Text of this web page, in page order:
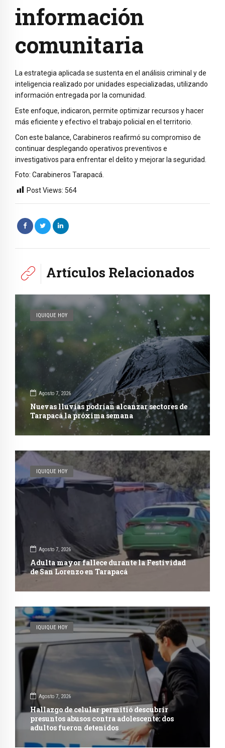
información
comunitaria
La estrategia aplicada se sustenta en el análisis criminal y de
inteligencia realizado por unidades especializadas, utilizando
información entregada por la comunidad.
Este enfoque, indicaron, permite optimizar recursos y hacer
más eficiente y efectivo el trabajo policial en el territorio.
Con este balance, Carabineros reafirmó su compromiso de
continuar desplegando operativos preventivos e
investigativos para enfrentar el delito y mejorar la seguridad.
Foto: Carabineros Tarapacá.
Post Views: 564
Artículos Relacionados
IQUIQUE HOY
Agosto 7, 2026
Nuevas lluvias podrían alcanzar sectores de
Tarapacá la próxima semana
IQUIQUE HOY
Agosto 7, 2026
Adulta mayor fallece durante la Festividad
de San Lorenzo en Tarapacá
IQUIQUE HOY
Agosto 7, 2026
Hallazgo de celular permitió descubrir
presuntos abusos contra adolescente: dos
adultos fueron detenidos